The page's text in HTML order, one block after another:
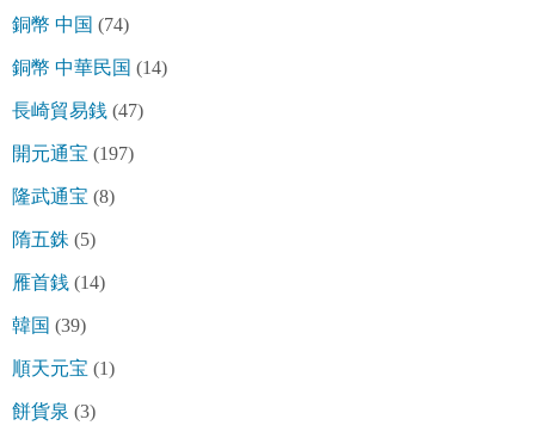
銅幣 中国 (74)
銅幣 中華民国 (14)
長崎貿易銭 (47)
開元通宝 (197)
隆武通宝 (8)
隋五銖 (5)
雁首銭 (14)
韓国 (39)
順天元宝 (1)
餅貨泉 (3)